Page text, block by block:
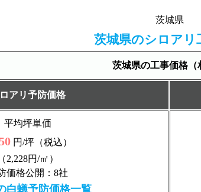
茨城県
茨城県のシロアリ
茨城県の工事価格（
アリ予防価格
平均坪単価
円/坪（税込）
（2,228円/㎡）
価格公開：8社
白蟻予防価格一覧